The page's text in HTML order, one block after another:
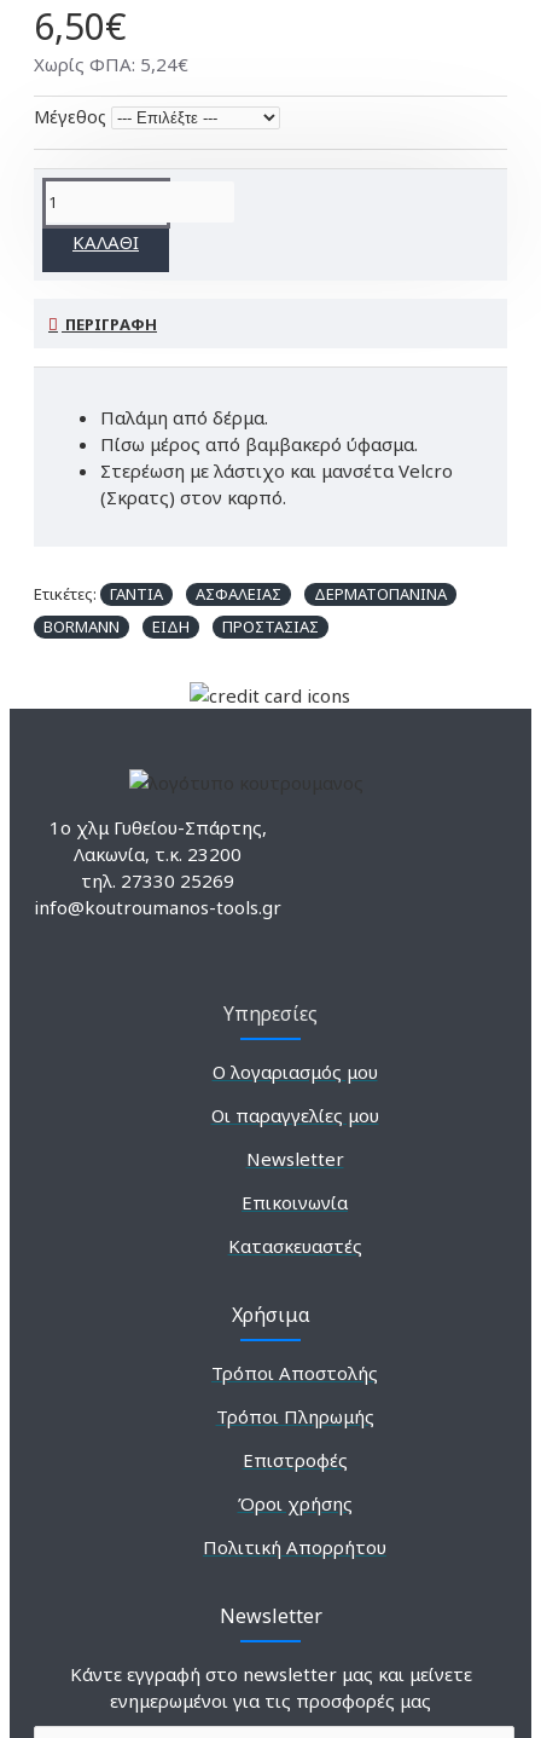
6,50€
Χωρίς ΦΠΑ: 5,24€
Μέγεθος
ΚΑΛΆΘΙ
ΠΕΡΙΓΡΑΦΉ
Παλάμη από δέρμα.
Πίσω μέρος από βαμβακερό ύφασμα.
Στερέωση με λάστιχο και μανσέτα Velcro
(Σκρατς) στον καρπό.
Ετικέτες: ΓΑΝΤΙΑ ΑΣΦΑΛΕΙΑΣ
ΔΕΡΜΑΤΟΠΑΝΙΝΑ
BORMANN
ΕΙΔΗ ΠΡΟΣΤΑΣΙΑΣ
1ο χλμ Γυθείου-Σπάρτης,
Λακωνία, τ.κ. 23200
τηλ. 27330 25269
info@koutroumanos-tools.gr
Υπηρεσίες
Ο λογαριασμός μου
Οι παραγγελίες μου
Newsletter
Επικοινωνία
Κατασκευαστές
Χρήσιμα
Τρόποι Αποστολής
Τρόποι Πληρωμής
Επιστροφές
Όροι χρήσης
Πολιτική Απορρήτου
Newsletter
Κάντε εγγραφή στο newsletter μας και μείνετε
ενημερωμένοι για τις προσφορές μας